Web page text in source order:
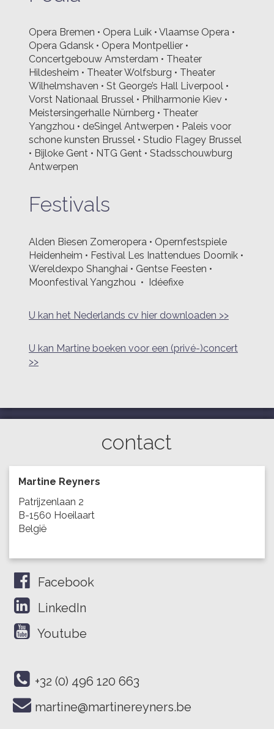
Opera Bremen • Opera Luik • Vlaamse Opera •
Opera Gdansk • Opera Montpellier •
Concertgebouw Amsterdam • Theater
Hildesheim • Theater Wolfsburg • Theater
Wilhelmshaven • St George’s Hall Liverpool •
Vorst Nationaal Brussel • Philharmonie Kiev •
Meistersingerhalle Nürnberg • Theater
Yangzhou • deSingel Antwerpen • Paleis voor
schone kunsten Brussel • Studio Flagey Brussel
• Bijloke Gent • NTG Gent • Stadsschouwburg
Antwerpen
Festivals
Alden Biesen Zomeropera • Opernfestspiele
Heidenheim • Festival Les Inattendues Doornik •
Wereldexpo Shanghai • Gentse Feesten •
Moonfestival Yangzhou • Idéefixe
U kan het Nederlands cv hier downloaden >>
U kan Martine boeken voor een (privé-)concert
>>
contact
Martine Reyners
Patrijzenlaan 2
B-1560 Hoeilaart
België
Facebook
LinkedIn
Youtube
+32 (0) 496 120 663
martine@martinereyners.be